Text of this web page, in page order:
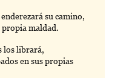
su camino,
propia maldad.
los librará,
en sus propias